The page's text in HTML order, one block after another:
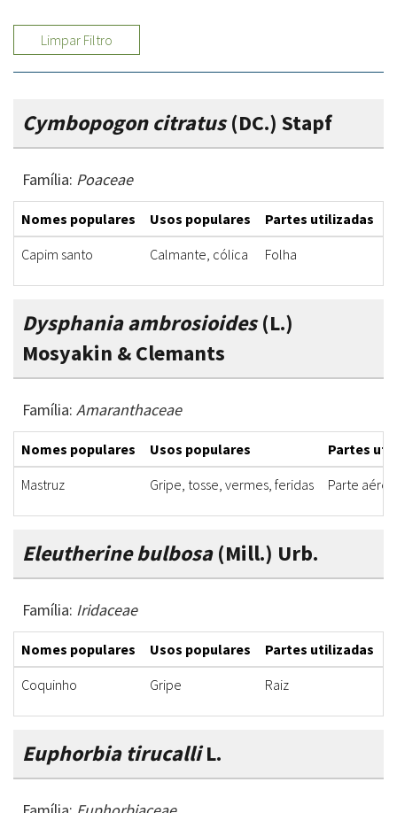
Limpar Filtro
Cymbopogon citratus(DC.) Stapf
Família: Poaceae
Nomes populares Usos populares Partes utilizadas
Capim santo
Calmante, cólica Folha
Dysphania ambrosioides(L.)
Mosyakin & Clemants
Família: Amaranthaceae
Nomes populares Usos populares
Partes
Mastruz
Gripe, tosse, vermes, feridas Parte aérea
Eleutherine bulbosa(Mill.) Urb.
Família: Iridaceae
Nomes populares Usos populares Partes utilizadas
Coquinho
Gripe Raiz
Euphorbia tirucalliL.